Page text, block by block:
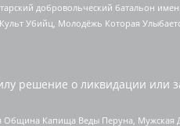
добровольческий батальон
Убийц, Молодёжь Которая
решение о ликвидации или
Община Капища Веды Перуна, Мужская